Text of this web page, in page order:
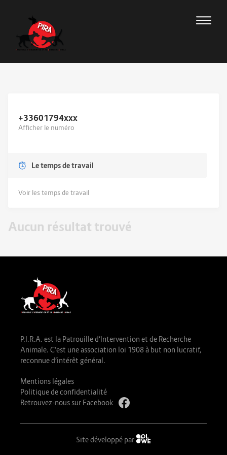
+33601794xxx
Afficher le numéro
Le temps de travail
Voir les temps de travail
Aucun résultat trouvé
P.I.R.A. est la Patrouille d’Intervention et de Recherche
Animale. C’est une association loi 1908 à but non lucratif,
reconnue d’intérêt général.
Mentions légales
Politique de confidentialité
Retrouvez-nous sur Facebook
Site développé par